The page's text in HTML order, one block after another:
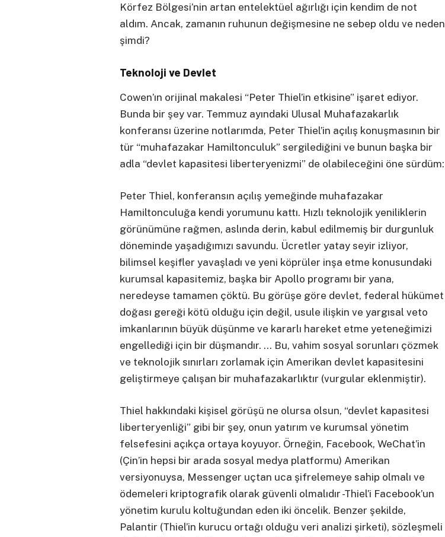
Körfez Bölgesi’nin artan entelektüel ağırlığı için kendim de not
aldım. Ancak, zamanın ruhunun değişmesine ne sebep oldu ve neden
şimdi?
Teknoloji ve Devlet
Cowen’ın orijinal makalesi “Peter Thiel’in etkisine” işaret ediyor.
Bunda bir şey var. Temmuz ayındaki Ulusal Muhafazakarlık
konferansı üzerine notlarımda, Peter Thiel’in açılış konuşmasının bir
tür “muhafazakar Hamiltonculuk” sergilediğini ve bunun başka bir
adla “devlet kapasitesi liberteryenizmi” de olabileceğini öne sürdüm:
Peter Thiel, konferansın açılış yemeğinde muhafazakar
Hamiltonculuğa kendi yorumunu kattı. Hızlı teknolojik yeniliklerin
görünümüne rağmen, aslında derin, kabul edilmemiş bir durgunluk
döneminde yaşadığımızı savundu. Ücretler yatay seyir izliyor,
bilimsel keşifler yavaşladı ve yeni köprüler inşa etme konusundaki
kurumsal kapasitemiz, başka bir Apollo programı bir yana,
neredeyse tamamen çöktü. Bu görüşe göre devlet, federal hükümet
doğası gereği kötü olduğu için değil, usule ilişkin ve yargısal veto
imkanlarının büyük düşünme ve kararlı hareket etme yeteneğimizi
engellediği için bir düşmandır. … Bu, vahim sosyal sorunları çözmek
ve teknolojik sınırları zorlamak için Amerikan devlet kapasitesini
geliştirmeye çalışan bir muhafazakarlıktır (vurgular eklenmiştir).
Thiel hakkındaki kişisel görüşü ne olursa olsun, “devlet kapasitesi
liberteryenliği” gibi bir şey, onun yatırım ve kurumsal yönetim
felsefesini açıkça ortaya koyuyor. Örneğin, Facebook, WeChat’in
(Çin’in hepsi bir arada sosyal medya platformu) Amerikan
versiyonuysa, Messenger uçtan uca şifrelemeye sahip olmalı ve
ödemeleri kriptografik olarak güvenli olmalıdır -Thiel’i Facebook’un
yönetim kurulu koltuğundan eden iki öncelik. Benzer şekilde,
Palantir (Thiel’in kurucu ortağı olduğu veri analizi şirketi), sözleşmeli